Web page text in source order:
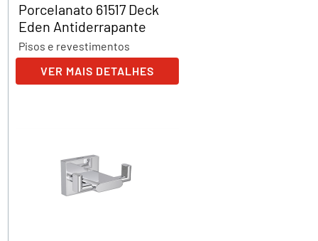
Porcelanato 61517 Deck
Eden Antiderrapante
Pisos e revestimentos
VER MAIS DETALHES